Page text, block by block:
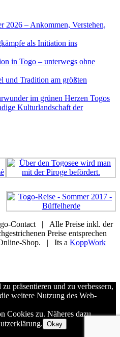
2026 – Ankommen, Verstehen,
als Initiation ins
in Togo – unterwegs ohne
und Tradition am größten
im grünen Herzen Togos
Kulturlandschaft der
Contact | Alle Preise inkl. der
Preise entsprechen
Online-Shop. | Its a KoppWork
präsentieren und zu verbessern,
weitere Nutzung des Web-
Cookies zu. Näheres dazu
Okay